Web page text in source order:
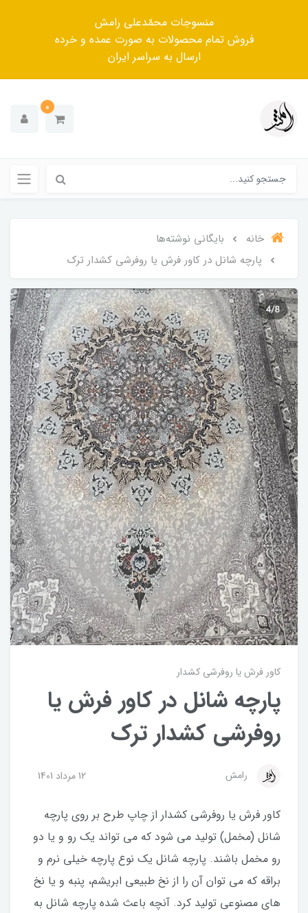
منسوجات محمّدعلی رامش
فروش تمام محصولات به صورت عمده و خرده
ارسال به سراسر ایران
0
خانه
بایگانی نوشته‌ها
پارچه شانل در کاور فرش یا روفرشی کشدار ترک
کاور فرش یا روفرشی کشدار
پارچه شانل در کاور فرش یا
روفرشی کشدار ترک
رامش 12 مرداد 1401
کاور فرش یا روفرشی کشدار از چاپ طرح بر روی پارچه
شانل (مخمل) تولید می شود که می تواند یک رو و یا دو
رو مخمل باشند. پارچه شانل یک نوع پارچه خیلی نرم و
براقه که می توان آن را از نخ طبیعی ابریشم، پنبه و یا نخ
های مصنوعی تولید کرد. آنچه باعث شده پارچه شانل به